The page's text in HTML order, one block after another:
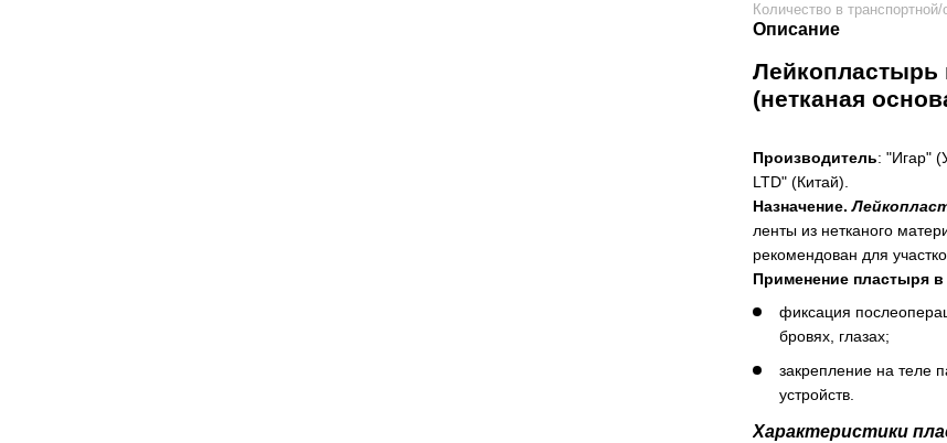
Количество в транспортной/
Описание
Лейкопластырь
(нетканая
Производитель: "Игар"
LTD" (Китай).
Назначение.
ленты из нетканого
рекомендован для
Применение пластыря в
фиксация
бровях, глазах;
закрепление на теле
устройств.
Характеристики